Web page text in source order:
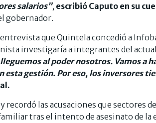
salarios”, escribió Caputo en su
gobernador.
que Quintela concedió a
investigaría a integrantes del
al poder nosotros. Vamos a
esta gestión. Por eso, los inversores
recordó las acusaciones que sectores
tras el intento de asesinato de la